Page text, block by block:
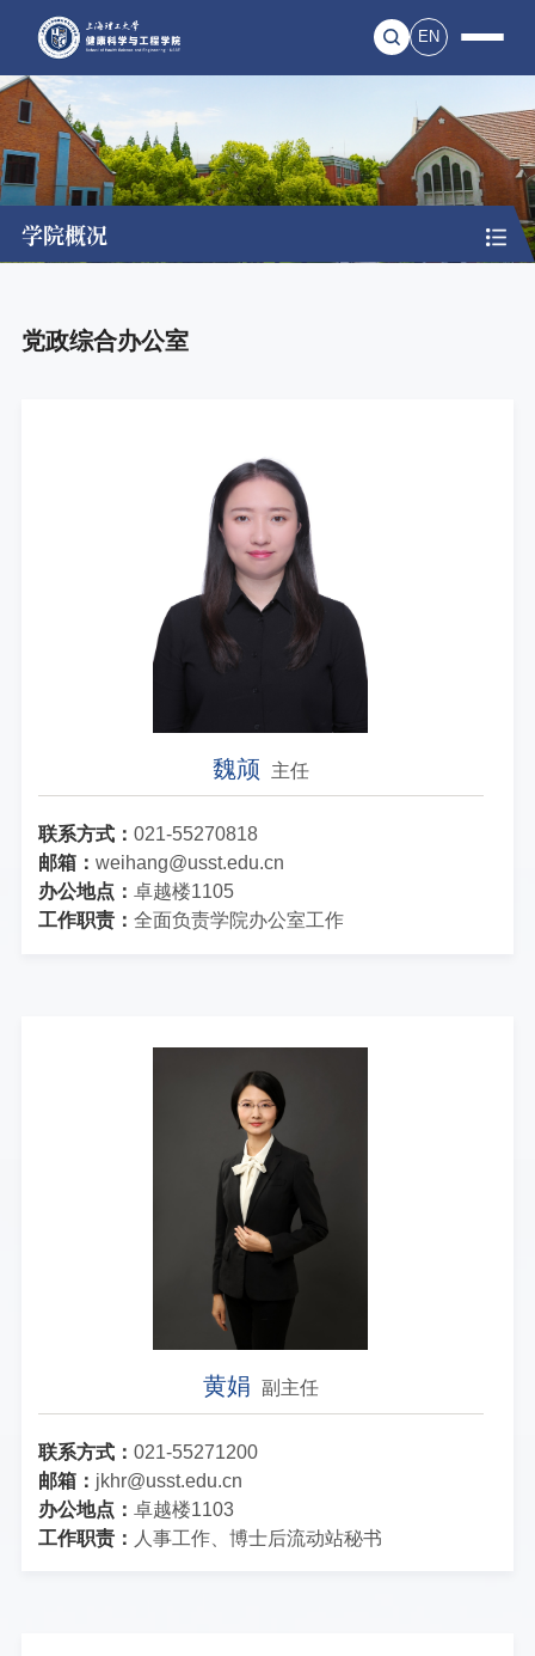
EN
学院概况
党政综合办公室
魏颃 主任
联系方式： 021-55270818
邮箱： weihang@usst.edu.cn
办公地点： 卓越楼1105
工作职责： 全面负责学院办公室工作
黄娟 副主任
联系方式： 021-55271200
邮箱： jkhr@usst.edu.cn
办公地点： 卓越楼1103
工作职责： 人事工作、博士后流动站秘书